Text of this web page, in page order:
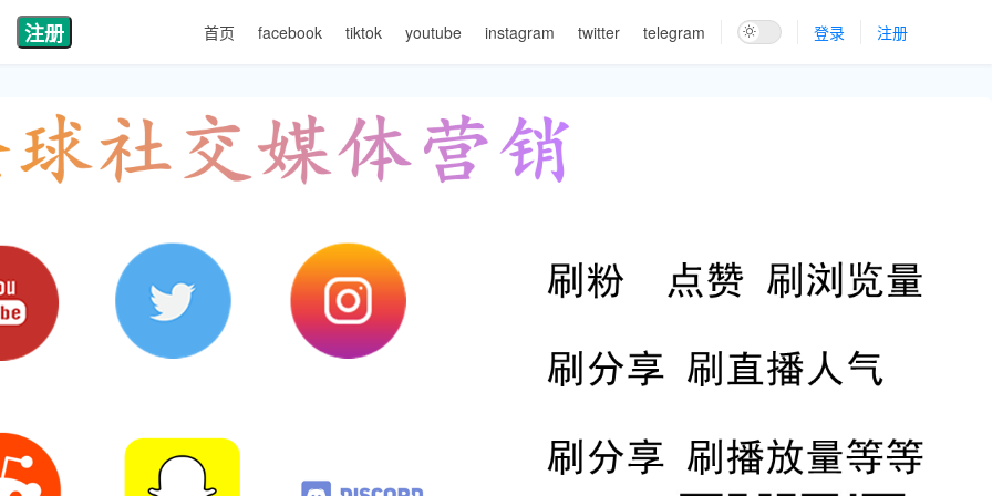
注册 首页 facebook tiktok youtube instagram twitter telegram 登录 注册